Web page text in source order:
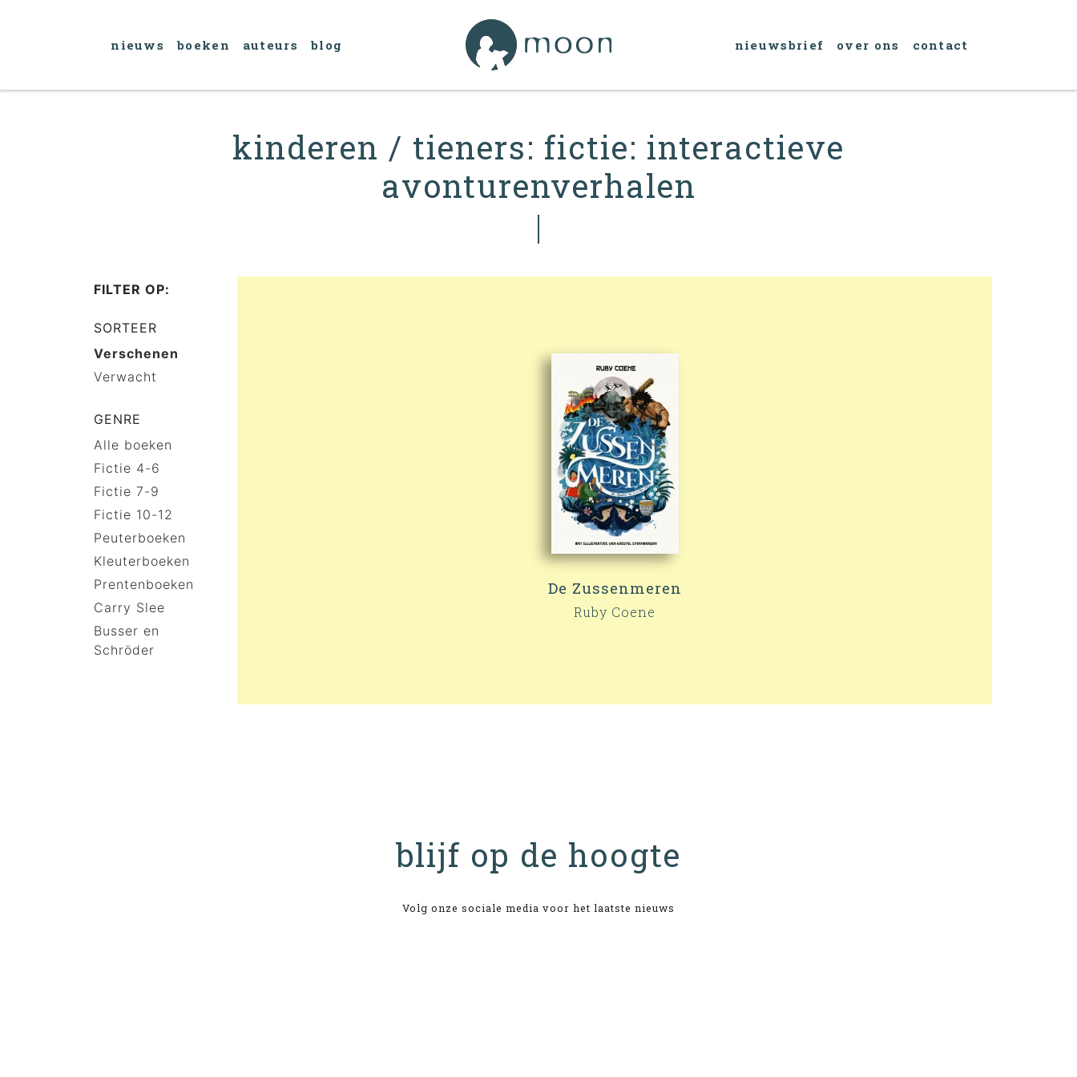
nieuws boeken auteurs blog nieuwsbrief over ons contact
kinderen / tieners: fictie: interactieve
avonturenverhalen
FILTER OP:
SORTEER
Verschenen
Verwacht
GENRE
Alle boeken
Fictie 4-6
Fictie 7-9
Fictie 10-12
Peuterboeken
Kleuterboeken
Prentenboeken
Carry Slee
Busser en
Schröder
De Zussenmeren
Ruby Coene
blijf op de hoogte
Volg onze sociale media voor het laatste nieuws